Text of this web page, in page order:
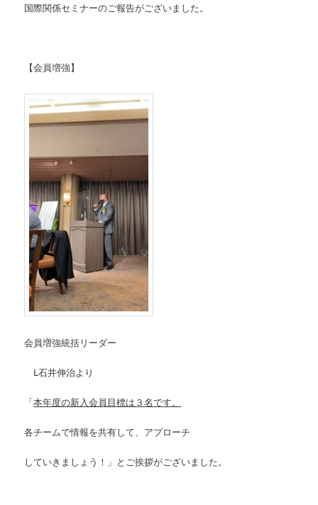
国際関係セミナーのご報告がございました。
【会員増強】
会員増強統括リーダー
Ⅼ石井伸治より
「本年度の新入会員目標は３名です。
各チームで情報を共有して、アプローチ
していきましょう！」とご挨拶がございました。